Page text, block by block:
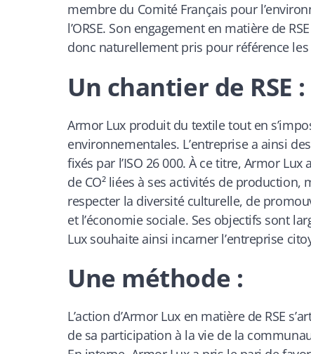
membre du Comité Français pour
l’ORSE. Son engagement en matière de
donc naturellement pris pour référence les
Un chantier de RSE :
Armor Lux produit du textile tout en
environnementales. L’entreprise a ainsi
fixés par l’ISO 26 000. À ce titre, Armor
de CO² liées à ses activités de
respecter la diversité culturelle, de
et l’économie sociale. Ses objectifs sont
Lux souhaite ainsi incarner l’entreprise
Une méthode :
L’action d’Armor Lux en matière de RSE
de sa participation à la vie de la